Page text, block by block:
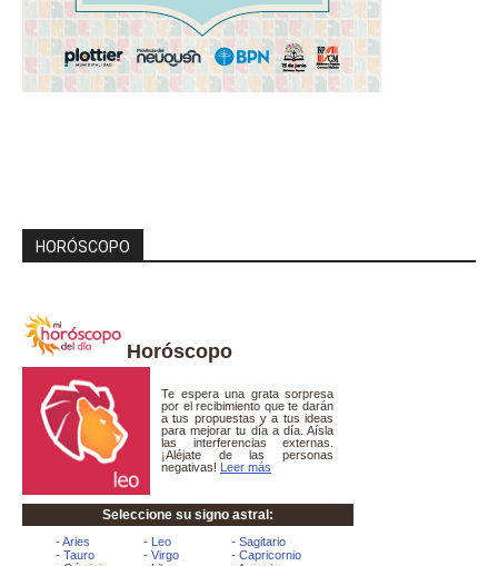
HORÓSCOPO
Horóscopo